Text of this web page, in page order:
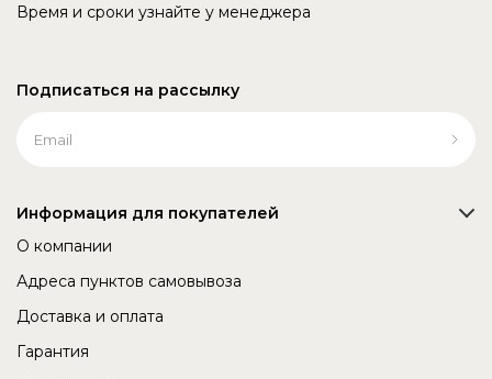
Время и сроки узнайте у менеджера
Подписаться на рассылку
Информация для покупателей
О компании
Адреса пунктов самовывоза
Доставка и оплата
Гарантия